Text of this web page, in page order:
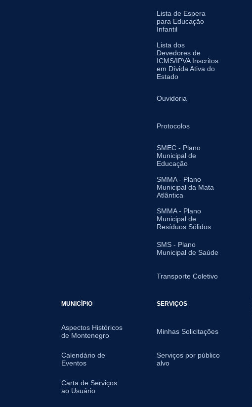
Lista de Espera
para Educação
Infantil
Lista dos
Devedores de
ICMS/IPVA Inscritos
em Dívida Ativa do
Estado
Ouvidoria
Protocolos
SMEC - Plano
Municipal de
Educação
SMMA - Plano
Municipal da Mata
Atlântica
SMMA - Plano
Municipal de
Resíduos Sólidos
SMS - Plano
Municipal de Saúde
Transporte Coletivo
MUNICÍPIO
Aspectos Históricos
de Montenegro
Calendário de
Eventos
Carta de Serviços
ao Usuário
SERVIÇOS
Minhas Solicitações
Serviços por público
alvo